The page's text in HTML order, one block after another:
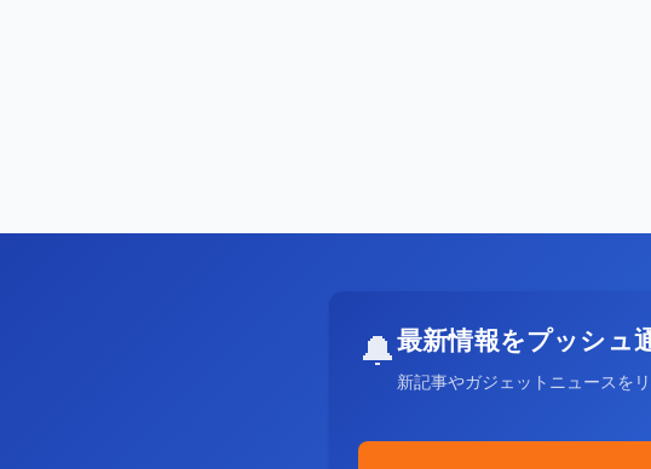
🔔最新情報をプッシュ
新記事やガジェットニュースを